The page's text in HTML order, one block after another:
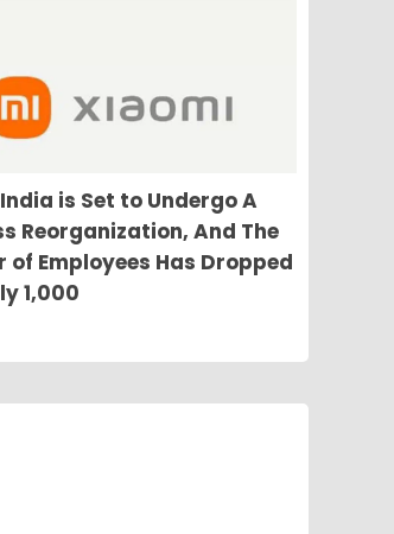
is Set to Undergo A
Reorganization, And The
of Employees Has Dropped
1,000